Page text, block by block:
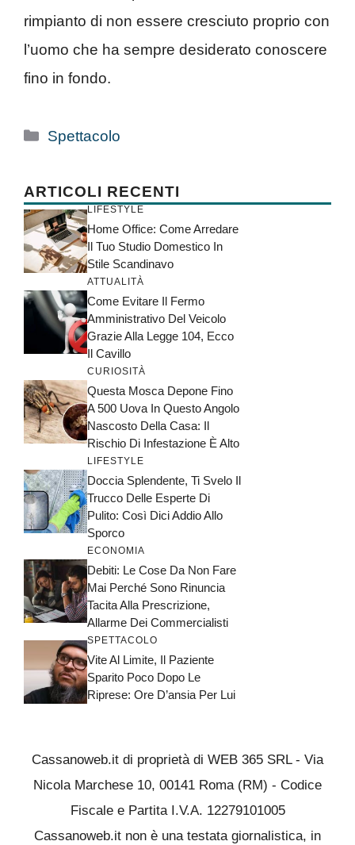
rimpianto di non essere cresciuto proprio con
l’uomo che ha sempre desiderato conoscere
fino in fondo.
Categorie
Spettacolo
ARTICOLI RECENTI
LIFESTYLE
Home Office: Come Arredare
Il Tuo Studio Domestico In
Stile Scandinavo
ATTUALITÀ
Come Evitare Il Fermo
Amministrativo Del Veicolo
Grazie Alla Legge 104, Ecco
Il Cavillo
CURIOSITÀ
Questa Mosca Depone Fino
A 500 Uova In Questo Angolo
Nascosto Della Casa: Il
Rischio Di Infestazione È Alto
LIFESTYLE
Doccia Splendente, Ti Svelo Il
Trucco Delle Esperte Di
Pulito: Così Dici Addio Allo
Sporco
ECONOMIA
Debiti: Le Cose Da Non Fare
Mai Perché Sono Rinuncia
Tacita Alla Prescrizione,
Allarme Dei Commercialisti
SPETTACOLO
Vite Al Limite, Il Paziente
Sparito Poco Dopo Le
Riprese: Ore D’ansia Per Lui
Cassanoweb.it di proprietà di WEB 365 SRL - Via
Nicola Marchese 10, 00141 Roma (RM) - Codice
Fiscale e Partita I.V.A. 12279101005
Cassanoweb.it non è una testata giornalistica, in